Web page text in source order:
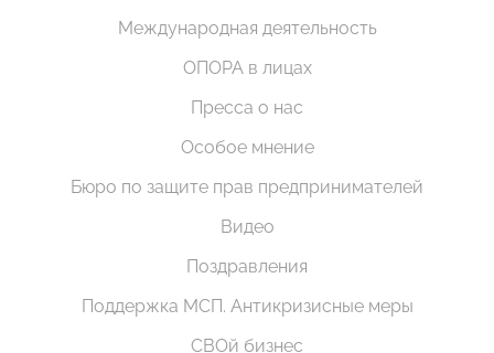
Международная деятельность
ОПОРА в лицах
Пресса о нас
Особое мнение
Бюро по защите прав предпринимателей
Видео
Поздравления
Поддержка МСП. Антикризисные меры
СВОй бизнес